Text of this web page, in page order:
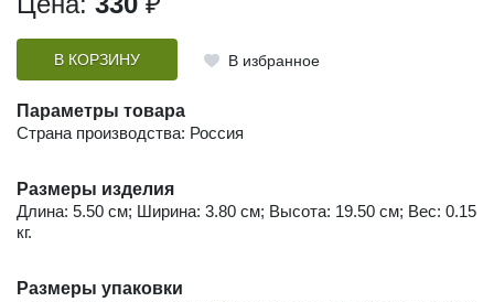
В КОРЗИНУ В избранное
Параметры товара
Страна производства: Россия
Размеры изделия
Длина: 5.50 см; Ширина: 3.80 см; Высота: 19.50 см; Вес: 0.15
кг.
Размеры упаковки